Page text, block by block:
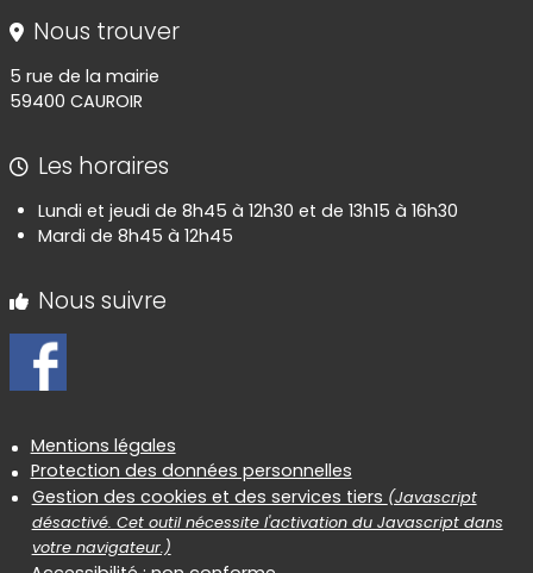
Nous trouver
5 rue de la mairie
59400 CAUROIR
Les horaires
Lundi et jeudi de 8h45 à 12h30 et de 13h15 à 16h30
Mardi de 8h45 à 12h45
Nous suivre
Informations réglementaires
Mentions légales
Protection des données personnelles
Gestion des cookies et des services tiers (Javascript
désactivé. Cet outil nécessite l'activation du Javascript dans
votre navigateur.)